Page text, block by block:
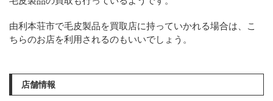
由利本荘市で毛皮製品を買取店に持っていかれる場合は、こ
ちらのお店を利用されるのもいいでしょう。
店舗情報